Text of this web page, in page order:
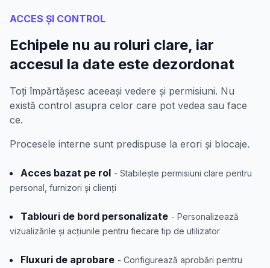
ACCES ȘI CONTROL
Echipele nu au roluri clare, iar
accesul la date este dezordonat
Toți împărtășesc aceeași vedere și permisiuni. Nu
există control asupra celor care pot vedea sau face
ce.
Procesele interne sunt predispuse la erori și blocaje.
Acces bazat pe rol - Stabilește permisiuni clare pentru
personal, furnizori și clienți
Tablouri de bord personalizate - Personalizează
vizualizările și acțiunile pentru fiecare tip de utilizator
Fluxuri de aprobare - Configurează aprobări pentru